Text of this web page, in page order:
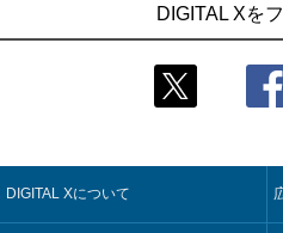
技術を使う抽出方法の研究開
Umios、消費者起点の販売計
【COMPUTEX 2026：Arm
合基盤を本格稼働
鹿島建設、鋼管柱へのコンク
AIを遠隔監視システムに実装
そもそも今の仕事はAIエージ
DIGITAL Xを
DIGITAL Xについて